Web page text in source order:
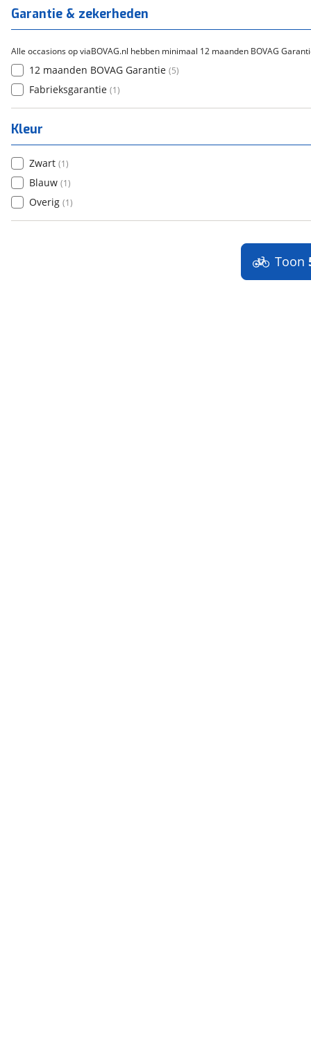
Garantie & zekerheden
Alle occasions op viaBOVAG.nl hebben minimaal 12 maanden BOVAG
12 maanden BOVAG Garantie (5)
Fabrieksgarantie (1)
Kleur
Zwart (1)
Blauw (1)
Overig (1)
Toon